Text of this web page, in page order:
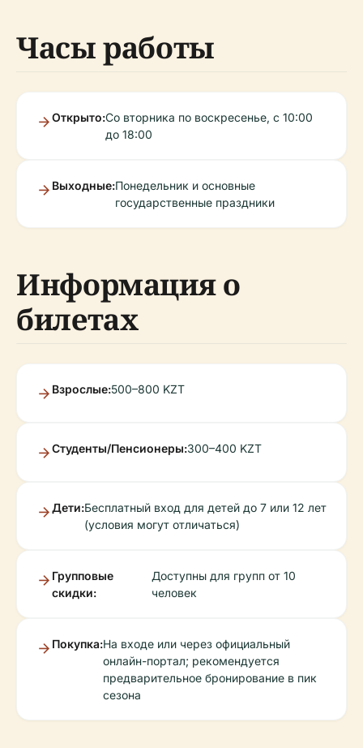
Часы работы
Открыто:Со вторника по воскресенье, с 10:00
до 18:00
Выходные:Понедельник и основные
государственные праздники
Информация о
билетах
Взрослые:500–800 KZT
Студенты/Пенсионеры:300–400 KZT
Дети:Бесплатный вход для детей до 7 или 12 лет
(условия могут отличаться)
Групповые
скидки:
Доступны для групп от 10
человек
Покупка:На входе или через официальный
онлайн-портал; рекомендуется
предварительное бронирование в пик
сезона